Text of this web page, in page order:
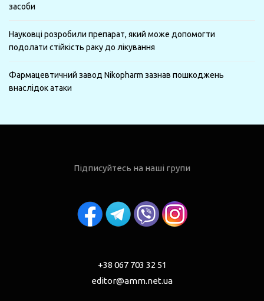
засоби
Науковці розробили препарат, який може допомогти
подолати стійкість раку до лікування
Фармацевтичний завод Nikopharm зазнав пошкоджень
внаслідок атаки
Підписуйтесь на наші групи
+38 067 703 32 51
editor@amm.net.ua